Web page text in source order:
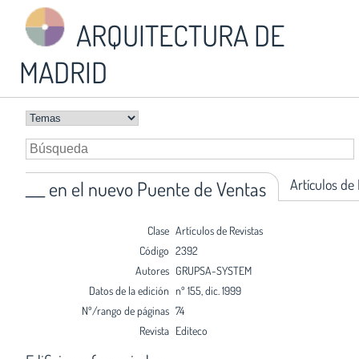
ARQUITECTURA DE
MADRID
___ en el nuevo Puente de Ventas Artículos de
Clase Artículos de Revistas
Código 2392
Autores GRUPSA-SYSTEM
Datos de la edición nº 155, dic. 1999
Nº/rango de páginas 74
Revista Editeco